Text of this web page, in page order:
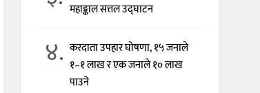
महाङ्काल सत्तल उद्घाटन
४. करदाता उपहार घोषणा, १५ जनाले
१–१ लाख र एक जनाले १० लाख
पाउने